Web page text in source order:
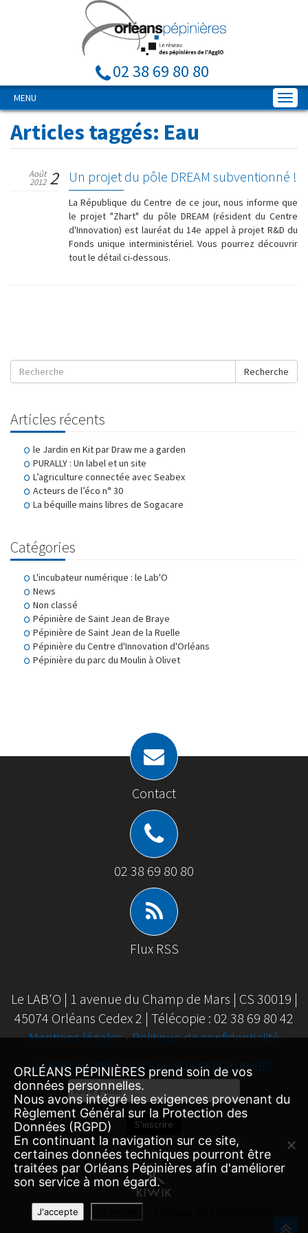
02 38 69 80 80
MENU
Articles taggés: Eau
Un projet du pôle DREAM subventionné !
Août
2012 2
La République du Centre de ce jour, nous informe que
le projet "Zhart" du pôle DREAM (résident du Centre
d'Innovation) est lauréat du 14e appel à projet R&D du
Fonds unique interministériel. Vous pourrez découvrir
tout le détail ci-dessous.
Recherche
Articles récents
le Jardin en Kit par Draw me a garden
PURALLY : Un label et un site
L’agriculture connectée avec Seabex
Acteurs de l’éco n° 30
La béquille mains libres de Sogacare
Catégories
L'incubateur numérique : le Lab'O
News
Non classé
Pépinière de Saint Jean de Braye
Pépinière de Saint Jean de la Ruelle
Pépinière du Centre d'Innovation d'Orléans
Pépinière du parc du Moulin à Olivet
Contact
02 38 69 80 80
Flux RSS
Le LAB'O | 1 avenue du Champ de Mars | CS 30019 |
45074 Orléans Cedex 2 | Télécopie : 02 38 69 80 42
Mentions légales-Politique de confidentialité
SUIVEZ NOTRE CONTENU SUR FEEDBURNER
Email
Subscription
S'inscrire
ORLÉANS PÉPINIÈRES prend soin de vos
données personnelles.
Nous avons intégré les exigences provenant du
Règlement Général sur la Protection des
Données (RGPD)
En continuant la navigation sur ce site,
certaines données techniques pourront être
traitées par Orléans Pépinières afin d'améliorer
son service à mon égard.
J'accepte